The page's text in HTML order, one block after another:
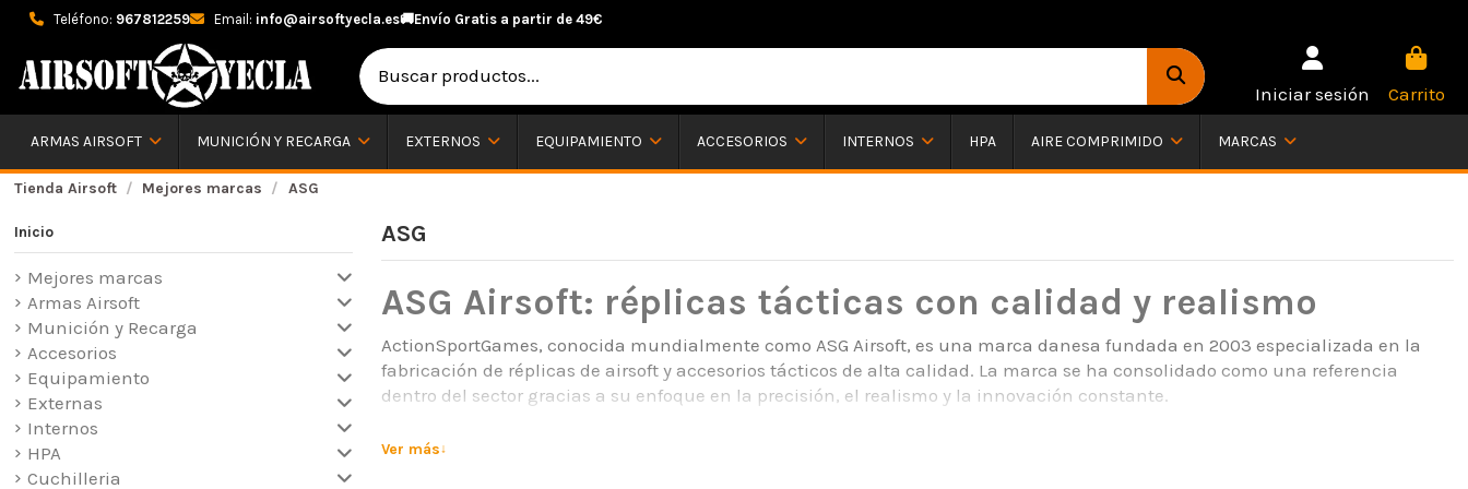
Teléfono: 967812259 Email: info@airsoftyecla.es🚚Envío Gratis a partir de 49€
Iniciar sesión Carrito
ARMAS AIRSOFT MUNICIÓN Y RECARGA EXTERNOS EQUIPAMIENTO ACCESORIOS INTERNOS HPA AIRE COMPRIMIDO MARCAS
Tienda Airsoft Mejores marcas ASG
ASG
ASG Airsoft: réplicas tácticas con calidad y realismo
ActionSportGames, conocida mundialmente como ASG Airsoft, es una marca danesa fundada en 2003 especializada en la
fabricación de réplicas de airsoft y accesorios tácticos de alta calidad. La marca se ha consolidado como una referencia
dentro del sector gracias a su enfoque en la precisión, el realismo y la innovación constante.
policiales. Gracias a la calidad de fabricación de sus réplicas, la marca se ha convertido en una de las opciones más
Ver más
Inicio
Mejores marcas
Armas Airsoft
Munición y Recarga
Accesorios
Equipamiento
Externas
Internos
HPA
Cuchilleria